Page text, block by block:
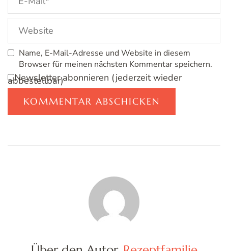
Name, E-Mail-Adresse und Website in diesem
Browser für meinen nächsten Kommentar speichern.
Newsletter abonnieren (jederzeit wieder
abbestellbar)